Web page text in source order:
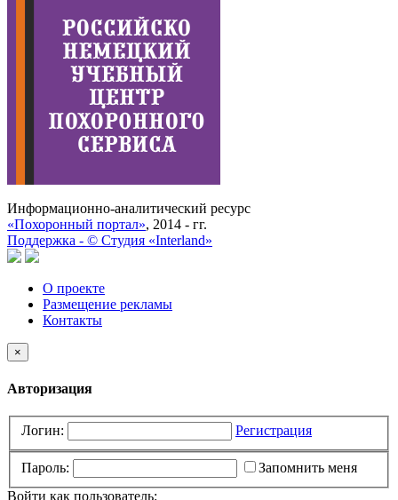
Информационно-аналитический ресурс
«Похоронный портал», 2014 - гг.
Поддержка - © Cтудия «Interland»
О проекте
Размещение рекламы
Контакты
×
Авторизация
Логин: Регистрация
Пароль:
Запомнить меня
Войти как пользователь: